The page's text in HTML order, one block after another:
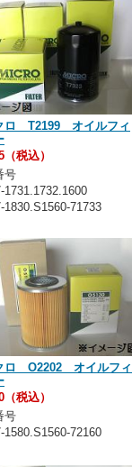
ロ T2199 オイルフィ
税込）
号
1731.1732.1600
1830.S1560-71733
ロ O2202 オイルフィ
税込）
号
1580.S1560-72160